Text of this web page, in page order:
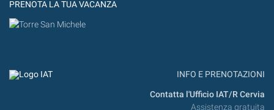
PRENOTA LA TUA VACANZA
INFO E PRENOTAZIONI
Contatta l'Ufficio IAT/R Cervia
Assistenza gratuita